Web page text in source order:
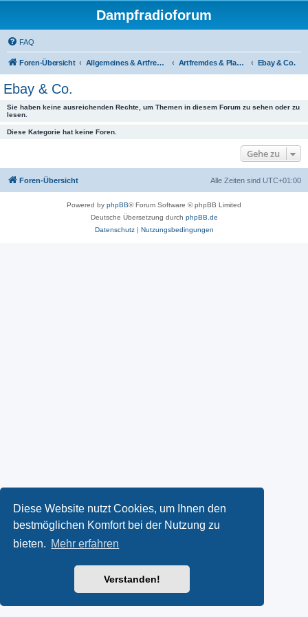
Diese Website nutzt Cookies, um Ihnen den
bestmöglichen Komfort bei der Nutzung zu
bieten. Mehr erfahren
Verstanden!
Dampfradioforum
FAQ
Foren-Übersicht Allgemeines & Artfremdes Artfremdes & Plaudereien Ebay & Co.
Ebay & Co.
Sie haben keine ausreichenden Rechte, um Themen in diesem Forum zu sehen oder zu
lesen.
Diese Kategorie hat keine Foren.
Gehe zu
Foren-Übersicht Alle Zeiten sind UTC+01:00
Powered by phpBB® Forum Software © phpBB Limited
Deutsche Übersetzung durch phpBB.de
Datenschutz| Nutzungsbedingungen